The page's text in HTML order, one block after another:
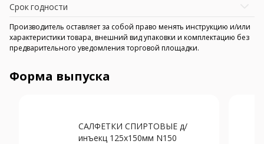
Срок годности
Производитель оставляет за собой право менять инструкцию и/или
характеристики товара, внешний вид упаковки и комплектацию без
предварительного уведомления торговой площадки.
Форма выпуска
САЛФЕТКИ СПИРТОВЫЕ д/
инъекц 125х150мм N150